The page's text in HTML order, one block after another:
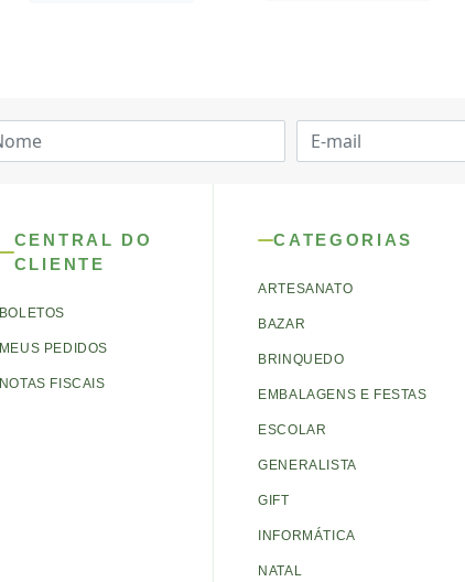
CENTRAL DO
CLIENTE
BOLETOS
MEUS PEDIDOS
NOTAS FISCAIS
CATEGORIAS
ARTESANATO
BAZAR
BRINQUEDO
EMBALAGENS E FESTAS
ESCOLAR
GENERALISTA
GIFT
INFORMÁTICA
NATAL